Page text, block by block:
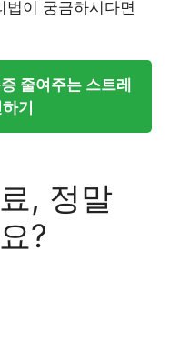
법이 궁금하시다면
줄여주는 스트레
기
, 정말
?